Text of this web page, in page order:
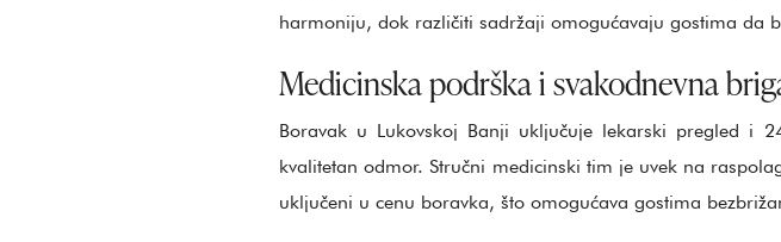
harmoniju, dok različiti sadržaji omogućavaju gostima da
Medicinska podrška i svakodnevna
Boravak u Lukovskoj Banji uključuje lekarski pregled i
kvalitetan odmor. Stručni medicinski tim je uvek na
uključeni u cenu boravka, što omogućava gostima